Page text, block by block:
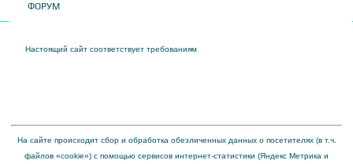
ФОРУМ
Настоящий сайт соответствует требованиям
На сайте происходит сбор и обработка обезличенных данных о посетителях (в т.ч.
файлов «cookie») с помощью сервисов интернет-статистики (Яндекс Метрика и